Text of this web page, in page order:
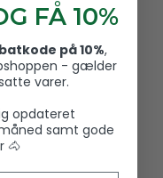
FÅ 10%
på 10%,
- gælder
varer.
opdateret
samt gode
🐴